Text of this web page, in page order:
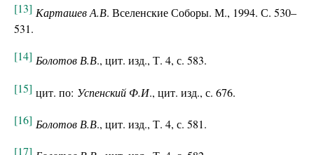
[13] Карташев А.В. Вселенские Соборы. М., 1994. С. 530–
531.
[14] Болотов В.В., цит. изд., Т. 4, с. 583.
[15] цит. по: Успенский Ф.И., цит. изд., с. 676.
[16] Болотов В.В., цит. изд., Т. 4, с. 581.
[17]